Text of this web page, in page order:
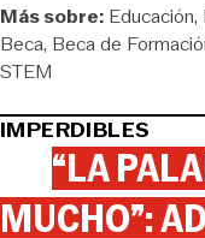
Más sobre: Educación
Beca Beca de
STEM
IMPERDIBLES
“LA
MUCHO”: